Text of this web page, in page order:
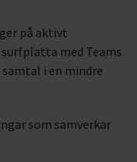
på aktivt
med Teams
i en mindre
som samverkar